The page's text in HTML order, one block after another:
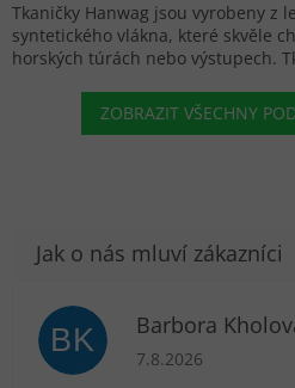
Tkaničky Hanwag jsou vyrobeny z
syntetického vlákna, které skvěle
horských túrách nebo výstupech.
ZOBRAZIT VŠECHNY
BK Barbora
Hodnocení
7.8.2026